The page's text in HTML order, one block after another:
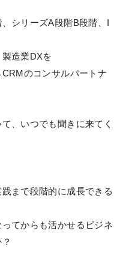
シリーズA段階B段階、I
造業DXを
のコンサルパートナ
、いつでも聞きに来てく
まで段階的に成長できる
てからも活かせるビジネ